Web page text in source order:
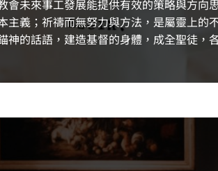
未來事工發展能提供有效的策略與方向
義；祈禱而無努力與方法，是屬靈上的
的話語，建造基督的身體，成全聖徒，